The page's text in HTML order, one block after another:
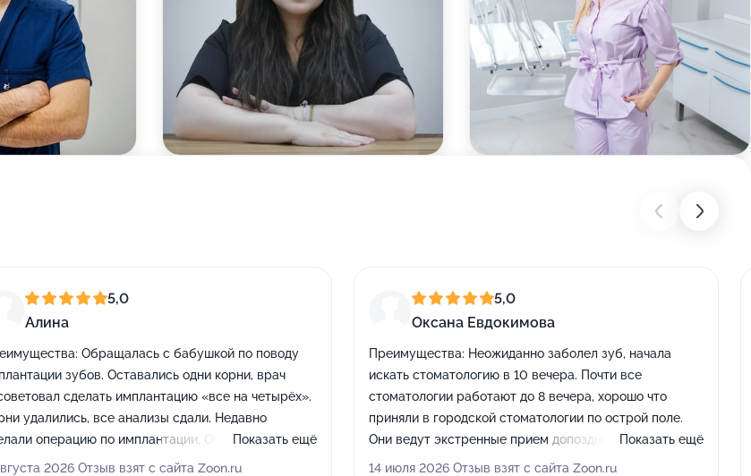
5,0
Алина
Обращалась с бабушкой по поводу
зубов. Оставались одни корни, врач
сделать имплантацию «все на четырёх».
удалились, все анализы сдали. Недавно
операцию по имплантации. Операция прошла
Сейчас бабушка носит временный протез,
Показать ещё
2026 Отзыв взят с сайта Zoon.ru
5,0
Оксана Евдокимова
Преимущества: Неожиданно заболел зуб, начала
искать стоматологию в 10 вечера. Почти все
стоматологии работают до 8 вечера, хорошо что
приняли в городской стоматологии по острой поле.
Они ведут экстренные прием допоздна. Лечение
прошло легко и быстро. Огромное спасибо доктору и
Показать ещё
14 июля 2026 Отзыв взят с сайта Zoon.ru